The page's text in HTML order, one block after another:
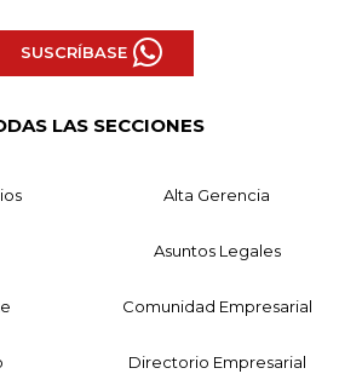
SUSCRÍBASE
LAS SECCIONES
Alta Gerencia
Asuntos Legales
Comunidad Empresarial
Directorio Empresarial